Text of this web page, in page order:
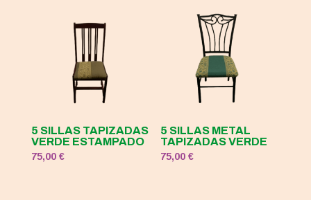
5 SILLAS TAPIZADAS
VERDE ESTAMPADO
75,00 €
5 SILLAS METAL
TAPIZADAS VERDE
75,00€